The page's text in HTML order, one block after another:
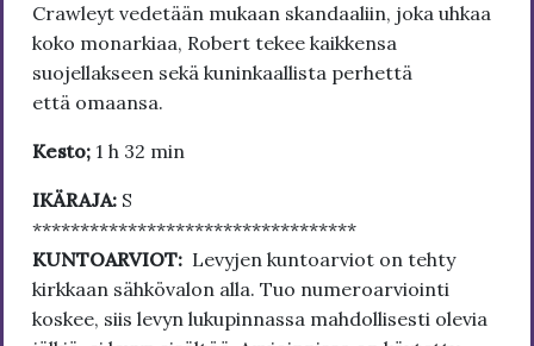
Crawleyt vedetään mukaan skandaaliin, joka uhkaa
koko monarkiaa, Robert tekee kaikkensa
suojellakseen sekä kuninkaallista perhettä
että omaansa.
Kesto; 1 h 32 min
IKÄRAJA: S
**********************************
KUNTOARVIOT: Levyjen kuntoarviot on tehty
kirkkaan sähkövalon alla. Tuo numeroarviointi
koskee, siis levyn lukupinnassa mahdollisesti olevia